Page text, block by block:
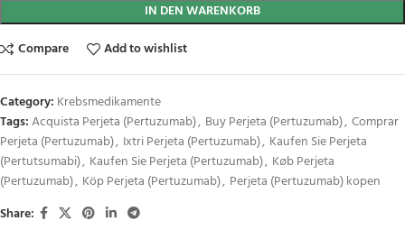
IN DEN WARENKORB
Compare
Add to wishlist
Category: Krebsmedikamente
Tags:Acquista Perjeta (Pertuzumab), Buy Perjeta (Pertuzumab), Comprar
Perjeta (Pertuzumab), Ixtri Perjeta (Pertuzumab), Kaufen Sie Perjeta
(Pertutsumabi), Kaufen Sie Perjeta (Pertuzumab), Køb Perjeta
(Pertuzumab), Köp Perjeta (Pertuzumab), Perjeta (Pertuzumab) kopen
Share: